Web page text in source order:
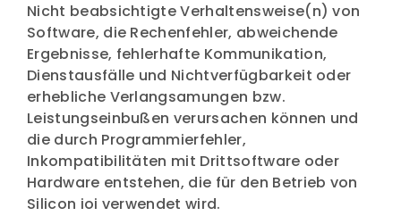
Nicht beabsichtigte Verhaltensweise(n) von
Software, die Rechenfehler, abweichende
Ergebnisse, fehlerhafte Kommunikation,
Dienstausfälle und Nichtverfügbarkeit oder
erhebliche Verlangsamungen bzw.
Leistungseinbußen verursachen können und
die durch Programmierfehler,
Inkompatibilitäten mit Drittsoftware oder
Hardware entstehen, die für den Betrieb von
Silicon ioi verwendet wird.